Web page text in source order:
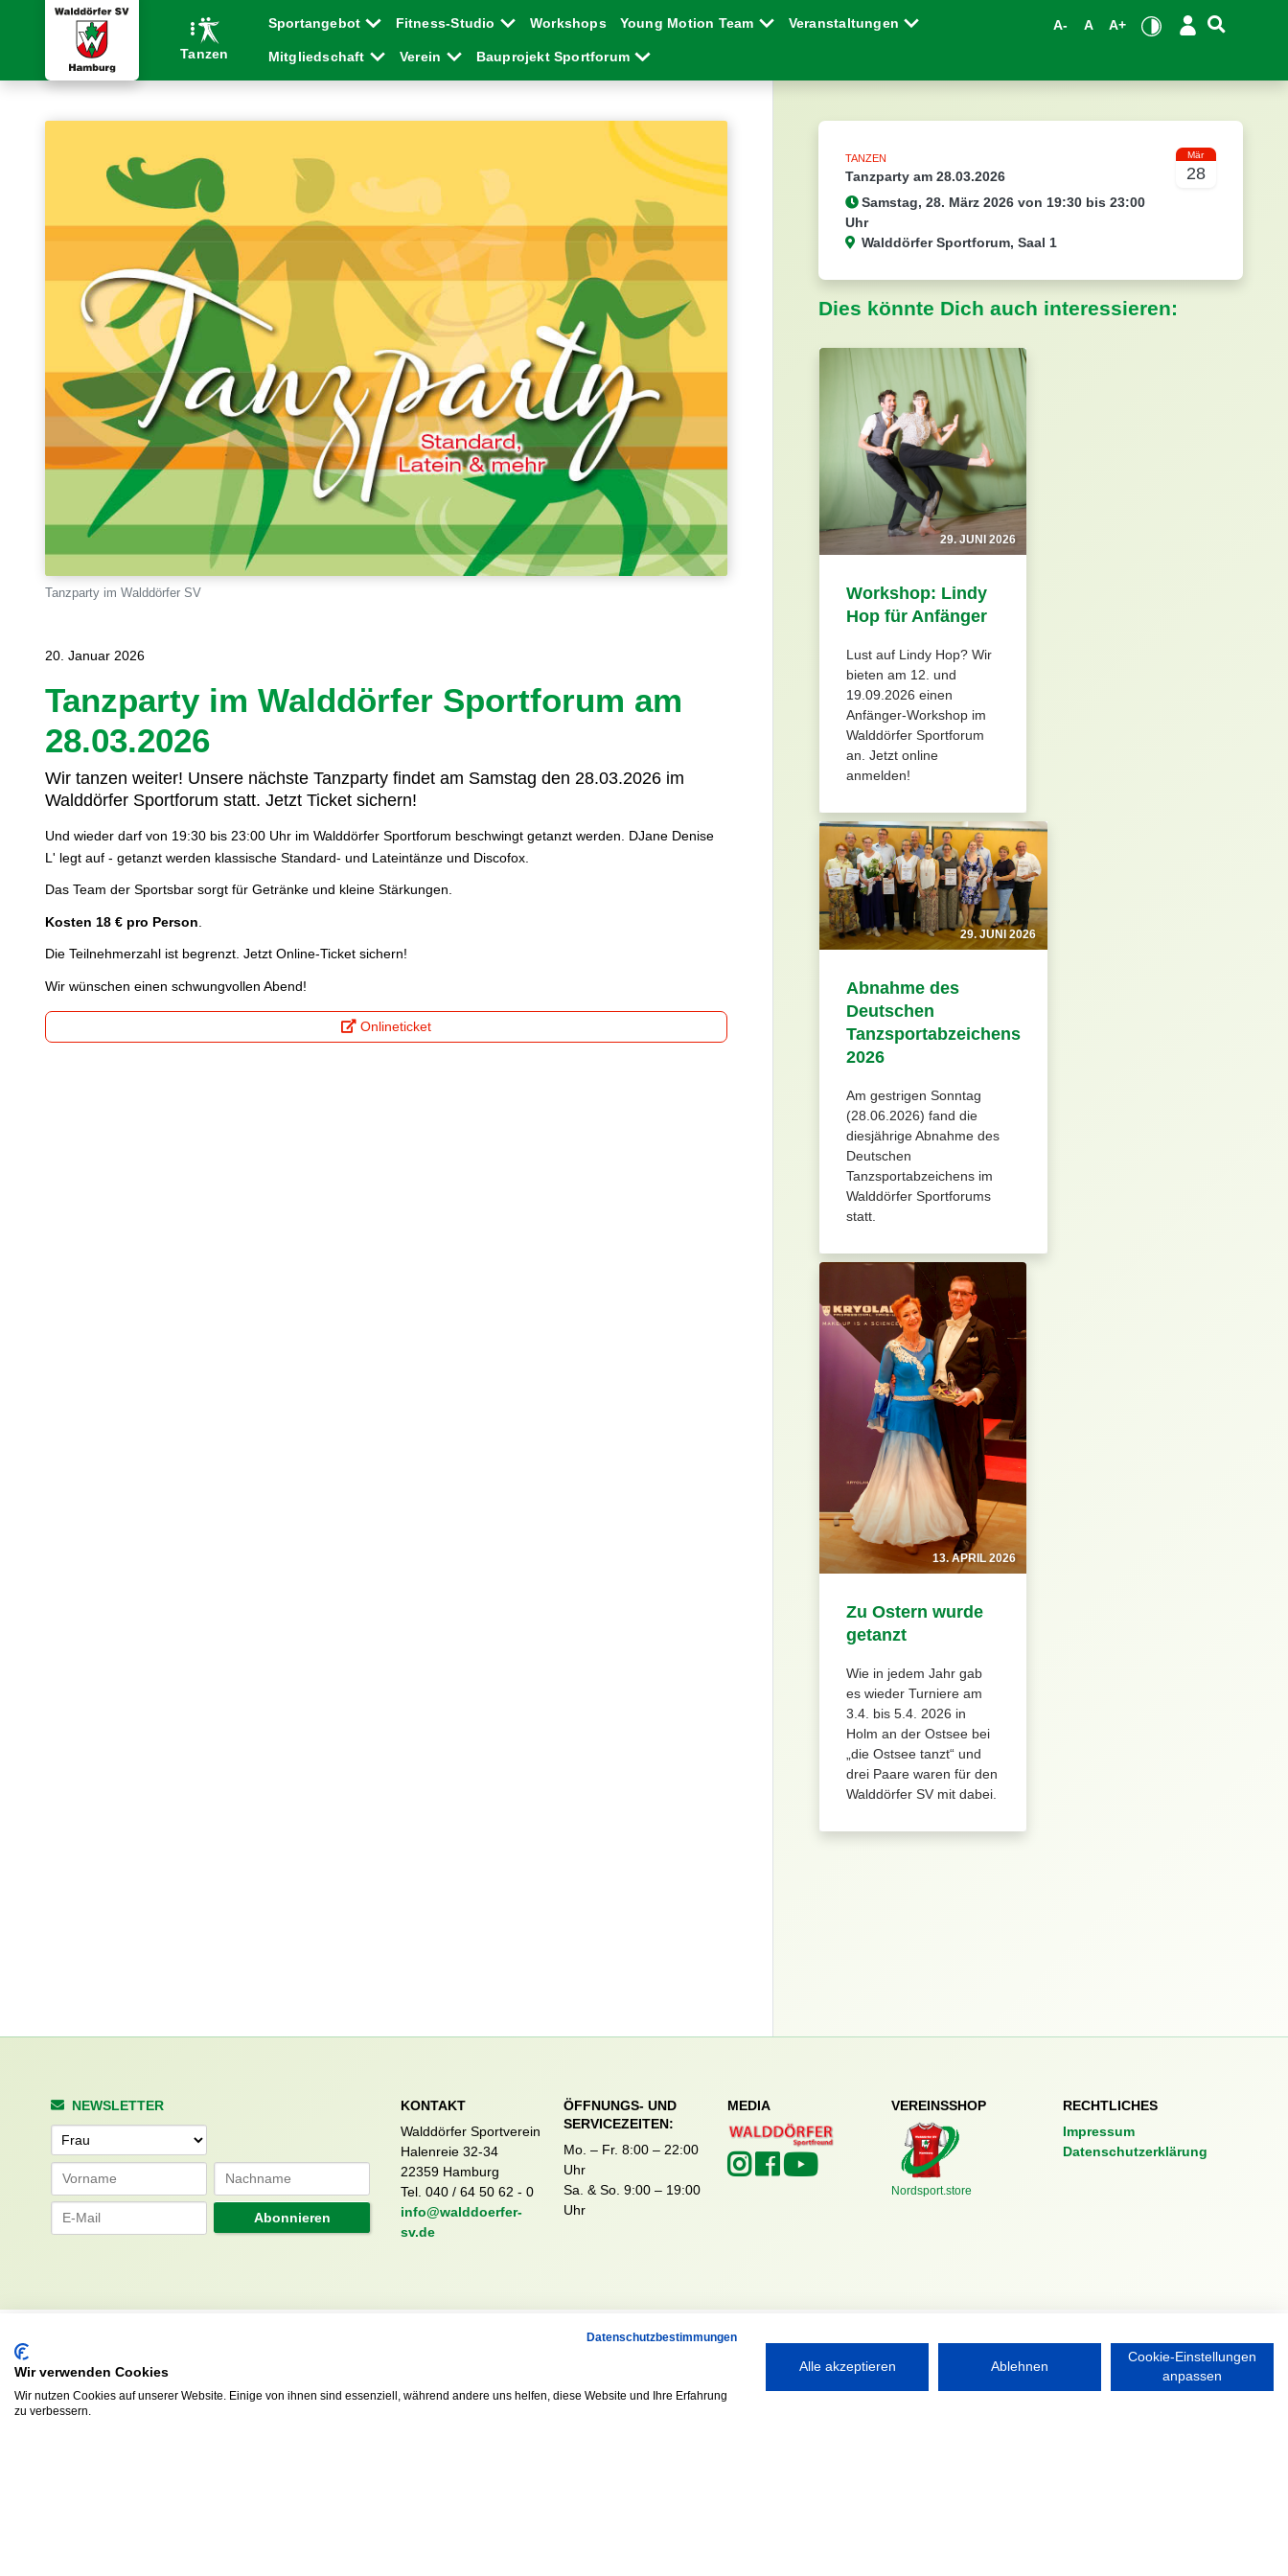
Tanzen
Sportangebot Fitness-Studio Workshops Young Motion Team Veranstaltungen
Mitgliedschaft Verein Bauprojekt Sportforum
A- A A+
Tanzparty im Walddörfer SV
20. Januar 2026
Tanzparty im Walddörfer Sportforum am
28.03.2026
Wir tanzen weiter! Unsere nächste Tanzparty findet am Samstag den 28.03.2026 im
Walddörfer Sportforum statt. Jetzt Ticket sichern!
Und wieder darf von 19:30 bis 23:00 Uhr im Walddörfer Sportforum beschwingt getanzt werden. DJane Denise
L' legt auf - getanzt werden klassische Standard- und Lateintänze und Discofox.
Das Team der Sportsbar sorgt für Getränke und kleine Stärkungen.
Kosten 18 € pro Person
Die Teilnehmerzahl ist begrenzt. Jetzt Online-Ticket sichern!
Wir wünschen einen schwungvollen Abend!
Onlineticket
TANZEN
Tanzparty am 28.03.2026
Samstag, 28. März 2026 von 19:30 bis 23:00
Uhr
Walddörfer Sportforum, Saal 1
Mär
28
Dies könnte Dich auch interessieren:
29. JUNI 2026
Workshop: Lindy
Hop für Anfänger
Lust auf Lindy Hop? Wir
bieten am 12. und
19.09.2026 einen
Anfänger-Workshop im
Walddörfer Sportforum
an. Jetzt online
anmelden!
29. JUNI 2026
Abnahme des
Deutschen
Tanzsportabzeichens
2026
Am gestrigen Sonntag
(28.06.2026) fand die
diesjährige Abnahme des
Deutschen
Tanzsportabzeichens im
Walddörfer Sportforums
statt.
13. APRIL 2026
Zu Ostern wurde
getanzt
Wie in jedem Jahr gab
es wieder Turniere am
3.4. bis 5.4. 2026 in
Holm an der Ostsee bei
„die Ostsee tanzt“ und
drei Paare waren für den
Walddörfer SV mit dabei.
NEWSLETTER
Anrede
Abonnieren
KONTAKT
Walddörfer Sportverein
Halenreie 32-34
22359 Hamburg
Tel. 040 / 64 50 62 - 0
info@walddoerfer-
sv.de
ÖFFNUNGS- UND
SERVICEZEITEN:
Mo. – Fr. 8:00 – 22:00
Uhr
Sa. & So. 9:00 – 19:00
Uhr
MEDIA VEREINSSHOP
Nordsport.store
RECHTLICHES
Impressum
Datenschutzerklärung
Ausgezeichnet mit:
Datenschutzbestimmungen
Wir verwenden Cookies
Wir nutzen Cookies auf unserer Website. Einige von ihnen sind essenziell, während andere uns helfen, diese Website und Ihre Erfahrung
zu verbessern.
Alle akzeptieren Ablehnen
Cookie-Einstellungen
anpassen